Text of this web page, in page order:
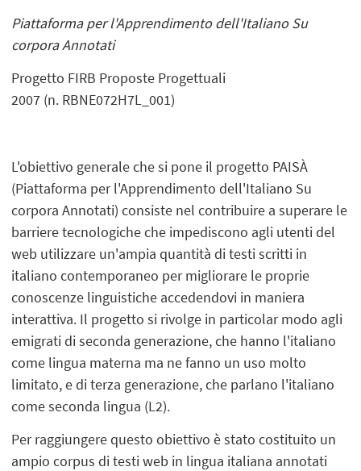
Piattaforma per l'Apprendimento dell'Italiano Su
corpora Annotati
Progetto FIRB Proposte Progettuali
2007 (n. RBNE072H7L_001)
L'obiettivo generale che si pone il progetto PAISÀ
(Piattaforma per l'Apprendimento dell'Italiano Su
corpora Annotati) consiste nel contribuire a superare le
barriere tecnologiche che impediscono agli utenti del
web utilizzare un'ampia quantità di testi scritti in
italiano contemporaneo per migliorare le proprie
conoscenze linguistiche accedendovi in maniera
interattiva. Il progetto si rivolge in particolar modo agli
emigrati di seconda generazione, che hanno l'italiano
come lingua materna ma ne fanno un uso molto
limitato, e di terza generazione, che parlano l'italiano
come seconda lingua (L2).
Per raggiungere questo obiettivo è stato costituito un
ampio corpus di testi web in lingua italiana annotati